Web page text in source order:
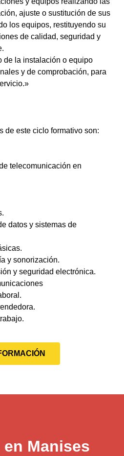
ajuste o sustitución de sus
los equipos, restituyendo su
de calidad, seguridad y
de la instalación o equipo
y de comprobación, para
de este ciclo formativo son:
telecomunicación en
datos y sistemas de
y sonorización.
y seguridad electrónica.
Manises